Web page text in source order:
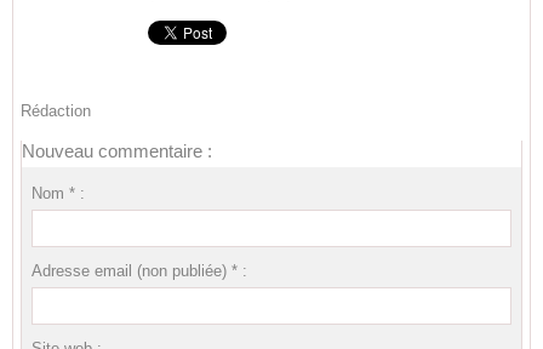
Rédaction
Nouveau commentaire :
Nom * :
Adresse email (non publiée) * :